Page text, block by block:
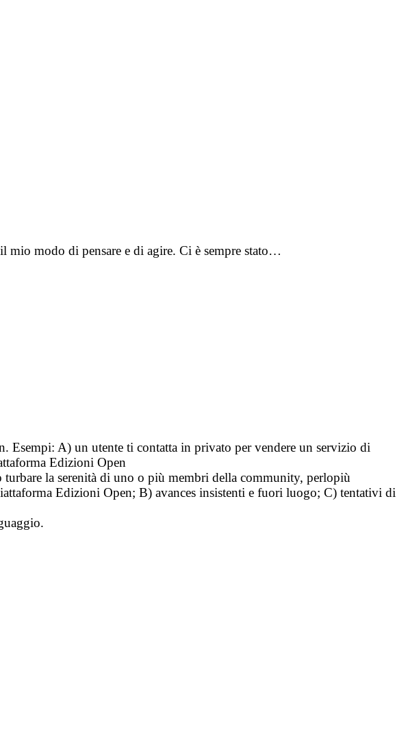
mio modo di pensare e di agire. Ci è sempre stato…
A) un utente ti contatta in privato per vendere un servizio di
Edizioni Open
la serenità di uno o più membri della community, perlopiù
Edizioni Open; B) avances insistenti e fuori luogo; C) tentativi di